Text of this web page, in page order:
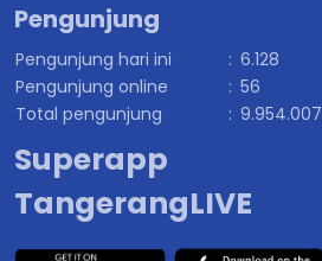
Pengunjung
Pengunjung hari ini : 6.128
Pengunjung online
: 56
Total pengunjung
: 9.954.007
Superapp
TangerangLIVE